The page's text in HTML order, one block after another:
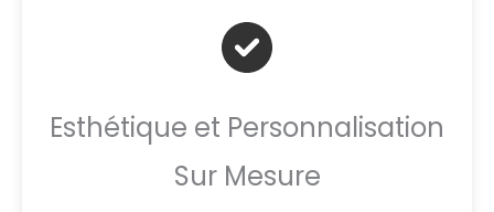
Esthétique et Personnalisation
Sur Mesure